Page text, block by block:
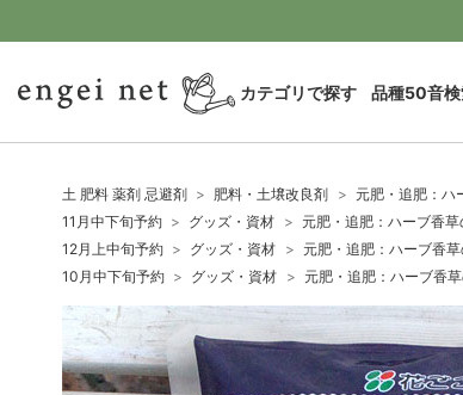
カテゴリで探す 品種50音
土 肥料 薬剤 忌避剤 肥料・土壌改良剤
元肥・追肥：
11月中下旬予約
グッズ・資材
元肥・追肥：ハーブ香
12月上中旬予約
グッズ・資材
元肥・追肥：ハーブ香
10月中下旬予約
グッズ・資材 元肥・追肥：ハーブ香